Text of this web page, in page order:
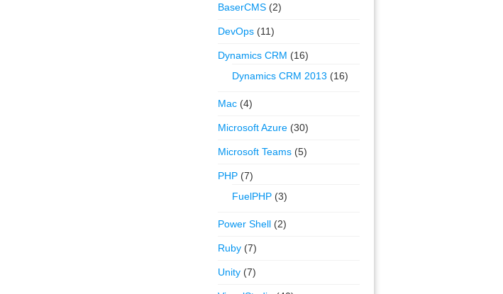
BaserCMS (2)
DevOps (11)
Dynamics CRM (16)
Dynamics CRM 2013 (16)
Mac (4)
Microsoft Azure (30)
Microsoft Teams (5)
PHP (7)
FuelPHP (3)
Power Shell (2)
Ruby (7)
Unity (7)